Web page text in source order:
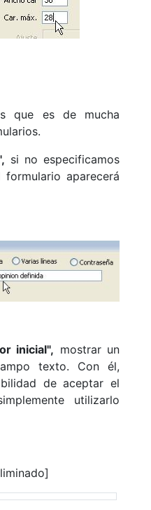
que es de mucha
si no especificamos
aparecerá
inicial", mostrar un
texto. Con él,
de aceptar el
utilizarlo